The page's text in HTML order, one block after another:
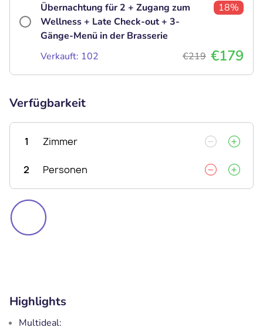
Übernachtung für 2 + Zugang zum
Wellness + Late Check-out + 3-
Gänge-Menü in der Brasserie
18%
Verkauft: 102 €219 €179
Verfügbarkeit
1 Zimmer
2 Personen
Highlights
Multideal: